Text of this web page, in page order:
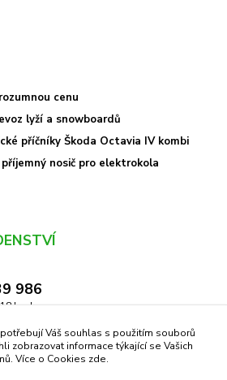
cenu
lyží a snowboardů
příčníky Škoda Octavia IV kombi
nosič pro elektrokola
986
hod.
Váš souhlas s použitím souborů
zobrazovat informace týkající se Vašich
Více o Cookies zde.